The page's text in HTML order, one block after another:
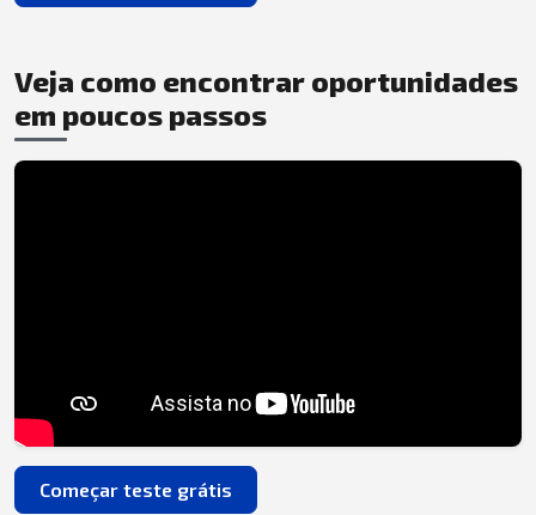
Veja como encontrar oportunidades
em poucos passos
Começar teste grátis